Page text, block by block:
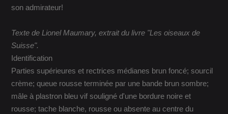
son admirateur!
Texte de Lionel Maumary, extrait du livre "Les oiseaux de
Suisse".
Identification
Parties supérieures et rectrices médianes brun foncé; sourcil
crème; queue rousse terminée par une bande brun sombre;
mâle à plastron bleu vif souligné d'une bordure noire et
rousse; tache blanche, rousse ou absente au centre du